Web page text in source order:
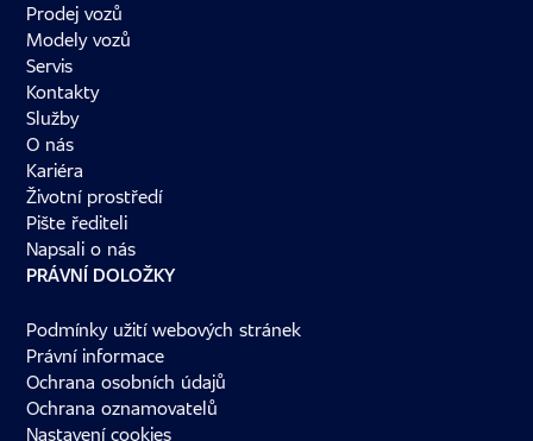
Prodej vozů
Modely vozů
Servis
Kontakty
Služby
O nás
Kariéra
Životní prostředí
Pište řediteli
Napsali o nás
PRÁVNÍ DOLOŽKY
Podmínky užití webových stránek
Právní informace
Ochrana osobních údajů
Ochrana oznamovatelů
Nastavení cookies